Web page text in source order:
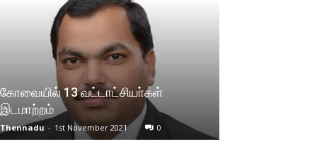
கோவையில் 13 வட்டாட்சியா்கள்
இடமாற்றம்
Thennadu - 1st November 2021 0